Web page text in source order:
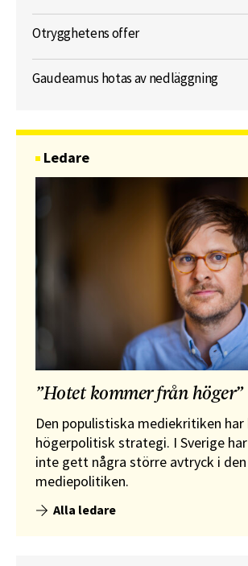
Otrygghetens offer
Gaudeamus hotas av nedläggning
Ledare
”Hotet kommer från höger”
Den populistiska mediekritiken har
högerpolitisk strategi. I Sverige
inte gett några större avtryck i
mediepolitiken.
Alla ledare